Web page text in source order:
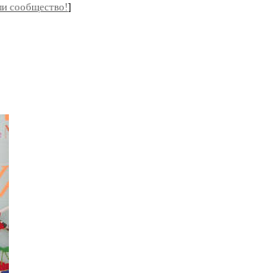
сообщество!]